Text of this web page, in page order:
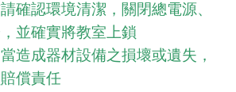
確認環境清潔，關閉總電源、
並確實將教室上鎖
造成器材設備之損壞或遺失，
償責任